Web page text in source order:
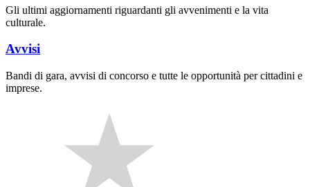
Gli ultimi aggiornamenti riguardanti gli avvenimenti e la vita
culturale.
Avvisi
Bandi di gara, avvisi di concorso e tutte le opportunità per cittadini e
imprese.